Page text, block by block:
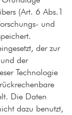
(Art. 6 Abs.1
und
der zur
der
Technologie
Die Daten
dazu benutzt,